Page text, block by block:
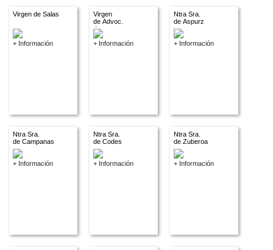
Virgen de Salas
+ Información
Virgen
de Advoc.
descon.
+ Información
Ntra Sra.
de Aspurz
+ Información
Ntra Sra.
de Campanas
+ Información
Ntra Sra.
de Codes
+ Información
Ntra Sra.
de Zuberoa
+ Información